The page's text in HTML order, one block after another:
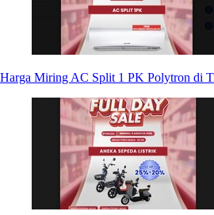
Harga Miring AC Split 1 PK Polytron di